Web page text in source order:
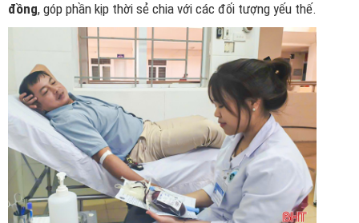
đồng, góp phần kịp thời sẻ chia với các đối tượng yếu thế.